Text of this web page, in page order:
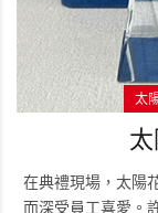
太
在典禮現場，太陽
而深受員工喜愛。